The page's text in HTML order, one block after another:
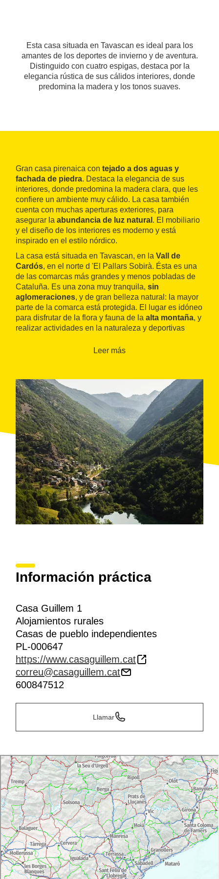
Esta casa situada en Tavascan es ideal para los
amantes de los deportes de invierno y de aventura.
Distinguido con cuatro espigas, destaca por la
elegancia rústica de sus cálidos interiores, donde
predomina la madera y los tonos suaves.
Gran casa pirenaica con tejado a dos aguas y
fachada de piedra. Destaca la elegancia de sus
interiores, donde predomina la madera clara, que les
confiere un ambiente muy cálido. La casa también
cuenta con muchas aperturas exteriores, para
asegurar la abundancia de luz natural . El mobiliario
y el diseño de los interiores es moderno y está
inspirado en el estilo nórdico.
La casa está situada en Tavascan, en la Vall de
Cardós, en el norte d 'El Pallars Sobirà. Ésta es una
de las comarcas más grandes y menos pobladas de
Cataluña. Es una zona muy tranquila, sin
aglomeraciones, y de gran belleza natural: la mayor
parte de la comarca está protegida. El lugar es idóneo
para disfrutar de la flora y fauna de la alta montaña, y
realizar actividades en la naturaleza y deportivas
espacios naturales protegidos
Leer más
Información práctica
Casa Guillem 1
Alojamientos rurales
Casas de pueblo independientes
PL-000647
https://www.casaguillem.cat
correu@casaguillem.cat
600847512
Llamar